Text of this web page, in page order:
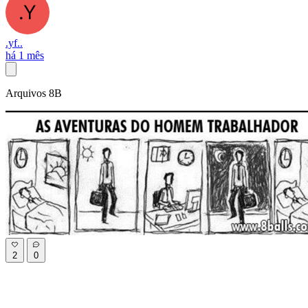
.yf..
há 1 mês
Arquivos 8B
2 0